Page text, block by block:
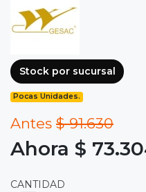
Stock por sucursal
Pocas Unidades.
Antes $ 91.630
Ahora $
CANTIDAD